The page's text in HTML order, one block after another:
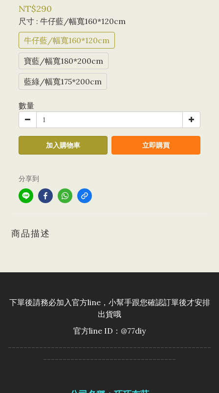
NT$290
尺寸 : 牛仔藍/幅寬160*120cm
牛仔藍/幅寬160*120cm
寶藍/幅寬180*200cm
藍綠/幅寬175*200cm
數量
加入購物車 立即購買
分享到
商品描述
下單後請務必加入官方line，小幫手跟您確認訂單後才安排
出貨哦
官方line ID：@77diy
----------------------------------------------------
----------------------------------